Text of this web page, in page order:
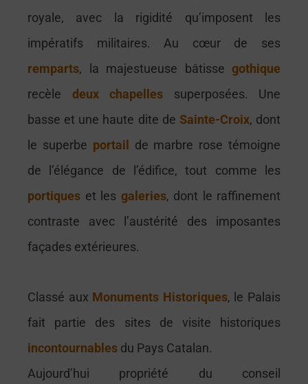
royale, avec la rigidité qu’imposent les
impératifs militaires. Au cœur de ses
remparts, la majestueuse bâtisse gothique
recèle deux chapelles superposées. Une
basse et une haute dite de Sainte-Croix, dont
le superbe portail de marbre rose témoigne
de l’élégance de l’édifice, tout comme les
portiques et les galeries, dont le raffinement
contraste avec l’austérité des imposantes
façades extérieures.
Classé aux Monuments Historiques, le Palais
fait partie des sites de visite historiques
incontournables du Pays Catalan.
Aujourd’hui propriété du conseil